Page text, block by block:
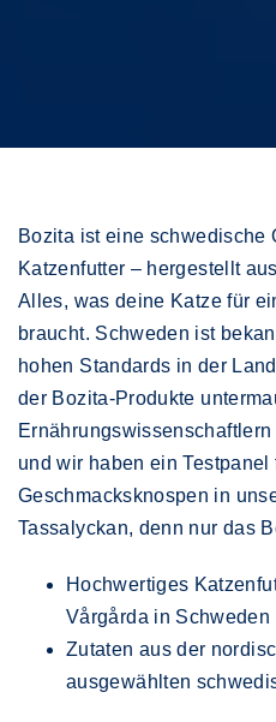
Bozita ist eine schwedische
Katzenfutter – hergestellt
Alles, was deine Katze für
braucht. Schweden ist
hohen Standards in der
der Bozita-Produkte
und wir haben ein Testpanel
Geschmacksknospen in
Tassalyckan, denn nur das
Hochwertiges
Vårgårda in Schweden
Zutaten aus der
ausgewählten